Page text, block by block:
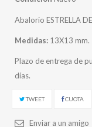
Abalorio ESTRELLA
Medidas: 13X13 mm.
Plazo de entrega de
días.
TWEET CUOTA
Enviar a un amigo